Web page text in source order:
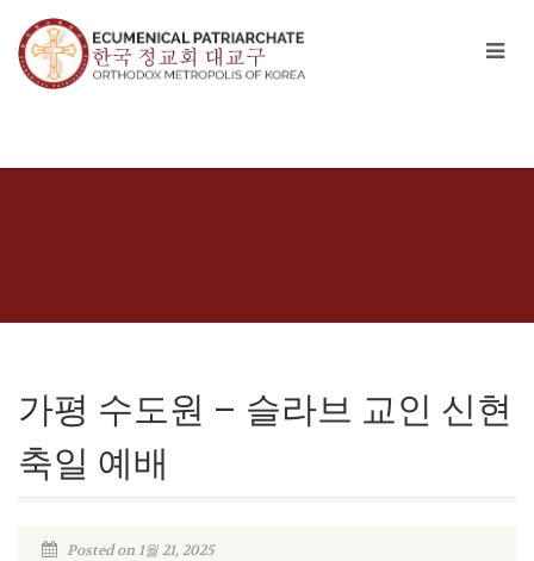
가평 수도원 – 슬라브 교인 신현
축일 예배
Posted on 1월 21, 2025